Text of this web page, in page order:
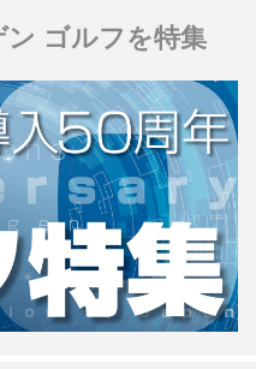
ゴルフを特集